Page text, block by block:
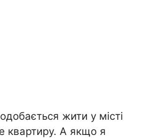
жити у місті
квартиру. А якщо я